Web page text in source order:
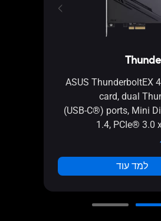
ASUS ThunderboltEX
card, dual
(USB‑C®) ports, Mini
1.4, PCIe® 3.0
למד עוד